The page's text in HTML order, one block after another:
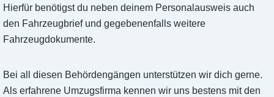
Hierfür benötigst du neben deinem Personalausweis auch
den Fahrzeugbrief und gegebenenfalls weitere
Fahrzeugdokumente.
Bei all diesen Behördengängen unterstützen wir dich gerne.
Als erfahrene Umzugsfirma kennen wir uns bestens mit den